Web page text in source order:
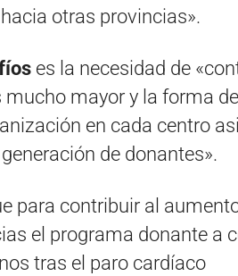
otras provincias».
es la necesidad de
mayor y la forma
en cada centro
de donantes».
para contribuir al
el programa donante a
tras el paro cardíaco